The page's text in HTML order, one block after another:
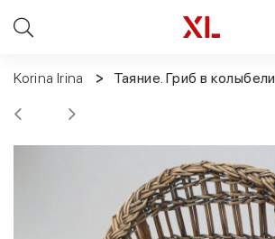
Korina Irina Таяние. Гриб в колыбели